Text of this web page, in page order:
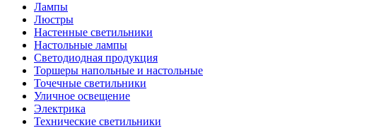
Лампы
Люстры
Настенные светильники
Настольные лампы
Светодиодная продукция
Торшеры напольные и настольные
Точечные светильники
Уличное освещение
Электрика
Технические светильники